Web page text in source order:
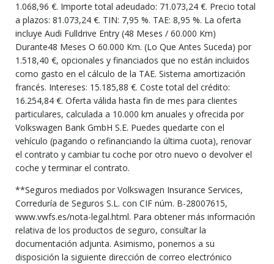
1.068,96 €. Importe total adeudado: 71.073,24 €. Precio total
a plazos: 81.073,24 €. TIN: 7,95 %. TAE: 8,95 %. La oferta
incluye Audi Fulldrive Entry (48 Meses / 60.000 Km)
Durante48 Meses O 60.000 Km. (Lo Que Antes Suceda) por
1.518,40 €, opcionales y financiados que no están incluidos
como gasto en el cálculo de la TAE. Sistema amortización
francés. Intereses: 15.185,88 €. Coste total del crédito:
16.254,84 €. Oferta válida hasta fin de mes para clientes
particulares, calculada a 10.000 km anuales y ofrecida por
Volkswagen Bank GmbH S.E. Puedes quedarte con el
vehículo (pagando o refinanciando la última cuota), renovar
el contrato y cambiar tu coche por otro nuevo o devolver el
coche y terminar el contrato.
**Seguros mediados por Volkswagen Insurance Services,
Correduría de Seguros S.L. con CIF núm. B-28007615,
www.vwfs.es/nota-legal.html. Para obtener más información
relativa de los productos de seguro, consultar la
documentación adjunta. Asimismo, ponemos a su
disposición la siguiente dirección de correo electrónico